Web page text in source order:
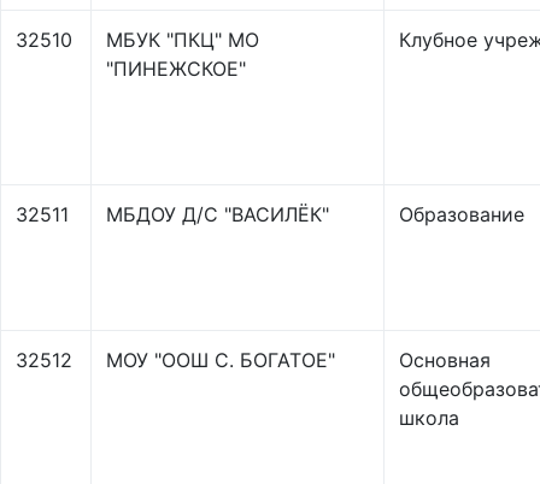
32510
МБУК "ПКЦ" МО
"ПИНЕЖСКОЕ"
Клубное
32511 МБДОУ Д/С "ВАСИЛЁК" Образование
32512 МОУ "ООШ С. БОГАТОЕ"
Основная
школа